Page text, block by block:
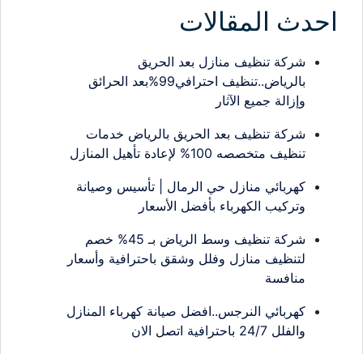
احدث المقالات
شركة تنظيف منازل بعد الحريق
بالرياض..تنظيف احترافي99%بعد الحرائق
وإزالة جميع الآثار
شركة تنظيف بعد الحريق بالرياض خدمات
تنظيف متخصصه 100% لإعادة تأهيل المنازل
كهربائي منازل حي الرمال | تأسيس وصيانة
وتركيب الكهرباء بأفضل الأسعار
شركة تنظيف وسط الرياض بـ 45% خصم
لتنظيف منازل وفلل وشقق باحترافية وأسعار
منافسة
كهربائي النرجس..افضل صيانة كهرباء المنازل
والفلل 24/7 باحترافية اتصل الان